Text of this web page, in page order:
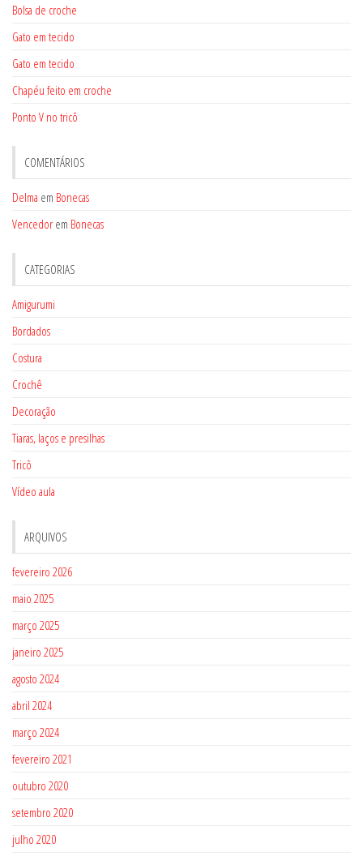
Bolsa de croche
Gato em tecido
Gato em tecido
Chapéu feito em croche
Ponto V no tricô
COMENTÁRIOS
Delma em Bonecas
Vencedor em Bonecas
CATEGORIAS
Amigurumi
Bordados
Costura
Crochê
Decoração
Tiaras, laços e presilhas
Tricô
Vídeo aula
ARQUIVOS
fevereiro 2026
maio 2025
março 2025
janeiro 2025
agosto 2024
abril 2024
março 2024
fevereiro 2021
outubro 2020
setembro 2020
julho 2020